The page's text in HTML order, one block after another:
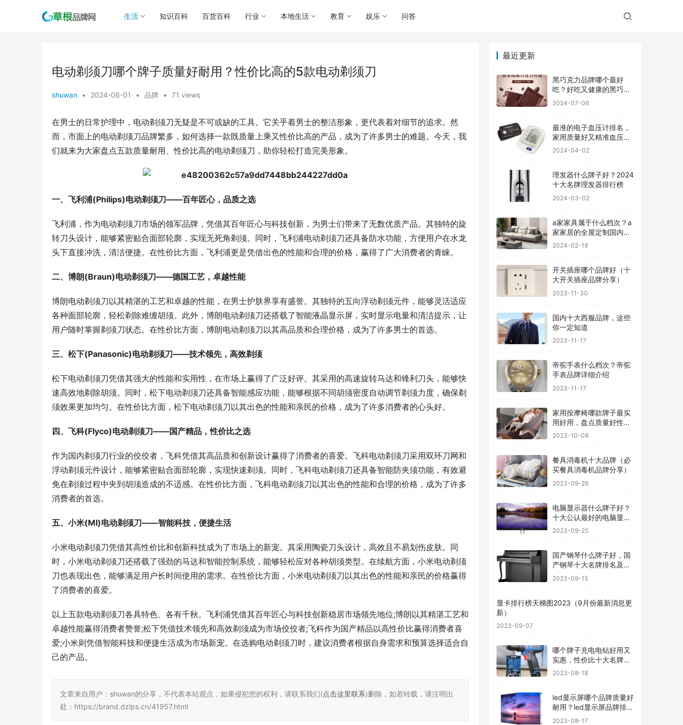
生活 知识百科 百货百科 行业 本地生活 教育 娱乐 问答
电动剃须刀哪个牌子质量好耐用？性价比高的5款电动剃须刀
shuwan • 2024-06-01 • 品牌 • 71 views
在男士的日常护理中，电动剃须刀无疑是不可或缺的工具。它关乎着男士的整洁形象，更代表着对细节的追求。然
而，市面上的电动剃须刀品牌繁多，如何选择一款既质量上乘又性价比高的产品，成为了许多男士的难题。今天，我
们就来为大家盘点五款质量耐用、性价比高的电动剃须刀，助你轻松打造完美形象。
一、飞利浦(Philips)电动剃须刀——百年匠心，品质之选
飞利浦，作为电动剃须刀市场的领军品牌，凭借其百年匠心与科技创新，为男士们带来了无数优质产品。其独特的旋
转刀头设计，能够紧密贴合面部轮廓，实现无死角剃须。同时，飞利浦电动剃须刀还具备防水功能，方便用户在水龙
头下直接冲洗，清洁便捷。在性价比方面，飞利浦更是凭借出色的性能和合理的价格，赢得了广大消费者的青睐。
二、博朗(Braun)电动剃须刀——德国工艺，卓越性能
博朗电动剃须刀以其精湛的工艺和卓越的性能，在男士护肤界享有盛誉。其独特的五向浮动剃须元件，能够灵活适应
各种面部轮廓，轻松剃除难缠胡须。此外，博朗电动剃须刀还搭载了智能液晶显示屏，实时显示电量和清洁提示，让
用户随时掌握剃须刀状态。在性价比方面，博朗电动剃须刀以其高品质和合理价格，成为了许多男士的首选。
三、松下(Panasonic)电动剃须刀——技术领先，高效剃须
松下电动剃须刀凭借其强大的性能和实用性，在市场上赢得了广泛好评。其采用的高速旋转马达和锋利刀头，能够快
速高效地剃除胡须。同时，松下电动剃须刀还具备智能感应功能，能够根据不同胡须密度自动调节剃须力度，确保剃
须效果更加均匀。在性价比方面，松下电动剃须刀以其出色的性能和亲民的价格，成为了许多消费者的心头好。
四、飞科(Flyco)电动剃须刀——国产精品，性价比之选
作为国内剃须刀行业的佼佼者，飞科凭借其高品质和创新设计赢得了消费者的喜爱。飞科电动剃须刀采用双环刀网和
浮动剃须元件设计，能够紧密贴合面部轮廓，实现快速剃须。同时，飞科电动剃须刀还具备智能防夹须功能，有效避
免在剃须过程中夹到胡须造成的不适感。在性价比方面，飞科电动剃须刀以其出色的性能和合理的价格，成为了许多
消费者的首选。
五、小米(MI)电动剃须刀——智能科技，便捷生活
小米电动剃须刀凭借其高性价比和创新科技成为了市场上的新宠。其采用陶瓷刀头设计，高效且不易划伤皮肤。同
时，小米电动剃须刀还搭载了强劲的马达和智能控制系统，能够轻松应对各种胡须类型。在续航方面，小米电动剃须
刀也表现出色，能够满足用户长时间使用的需求。在性价比方面，小米电动剃须刀以其出色的性能和亲民的价格赢得
了消费者的喜爱。
以上五款电动剃须刀各具特色、各有千秋。飞利浦凭借其百年匠心与科技创新稳居市场领先地位;博朗以其精湛工艺和
卓越性能赢得消费者赞誉;松下凭借技术领先和高效剃须成为市场佼佼者;飞科作为国产精品以高性价比赢得消费者喜
爱;小米则凭借智能科技和便捷生活成为市场新宠。在选购电动剃须刀时，建议消费者根据自身需求和预算选择适合自
己的产品。
文章来自用户：shuwan的分享，不代表本站观点，如果侵犯您的权利，请联系我们(点击这里联系)删除，如若转载，请注明出
处：https://brand.dzlps.cn/41957.html
最近更新
黑巧克力品牌哪个最好
吃？好吃又健康的黑巧克
力品牌
2024-07-06
最准的电子血压计排名，
家用质量好又精准血压计
品牌前十
2024-04-02
理发器什么牌子好？2024
十大名牌理发器排行榜
2024-03-02
a家家具属于什么档次？a
家家居的全屋定制国内排
行
2024-02-18
开关插座哪个品牌好（十
大开关插座品牌分享）
2023-11-30
国内十大西服品牌，这些
你一定知道
2023-11-17
帝驼手表什么档次？帝驼
手表品牌详细介绍
2023-11-17
家用按摩椅哪款牌子最实
用好用，盘点质量好性价
比高的品牌
2023-10-08
餐具消毒机十大品牌（必
买餐具消毒机品牌分享）
2023-09-26
电脑显示器什么牌子好？
十大公认最好的电脑显示
器
2023-09-25
国产钢琴什么牌子好，国
产钢琴十大名牌排名及价
格
2023-09-15
显卡排行榜天梯图2023（9月份最新消息更
新）
2023-09-07
哪个牌子充电电钻好用又
实惠，性价比十大名牌充
电电钻排名
2023-08-18
led显示屏哪个品牌质量好
耐用？led显示屏品牌排行
前十名
2023-08-17